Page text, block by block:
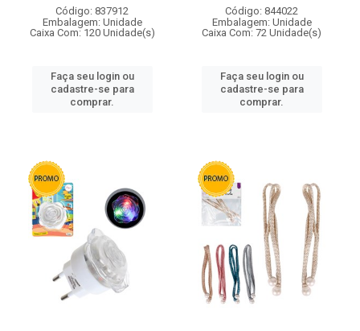
Código: 837912
Embalagem: Unidade
Caixa Com: 120 Unidade(s)
Faça seu login ou
cadastre-se para
comprar.
Código: 844022
Embalagem: Unidade
Caixa Com: 72 Unidade(s)
Faça seu login ou
cadastre-se para
comprar.